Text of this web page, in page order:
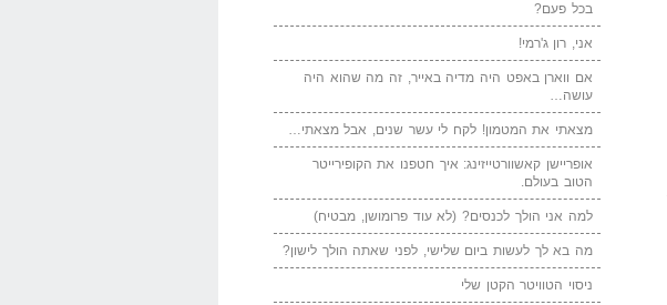
בכל פעם?
אני, רון ג'רמי!
אם ווארן באפט היה מדיה באייר, זה מה שהוא היה
עושה…
מצאתי את המטמון! לקח לי עשר שנים, אבל מצאתי…
אופריישן קאשוורטייזינג: איך חטפנו את הקופירייטר
הטוב בעולם.
למה אני הולך לכנסים? (לא עוד פרומושן, מבטיח)
מה בא לך לעשות ביום שלישי, לפני שאתה הולך לישון?
ניסוי הטוויטר הקטן שלי